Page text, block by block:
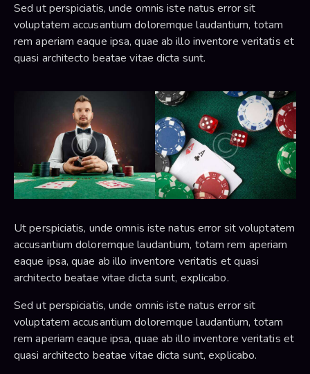
Sed ut perspiciatis, unde omnis iste natus error sit
voluptatem accusantium doloremque laudantium, totam
rem aperiam eaque ipsa, quae ab illo inventore veritatis et
quasi architecto beatae vitae dicta sunt.
Ut perspiciatis, unde omnis iste natus error sit voluptatem
accusantium doloremque laudantium, totam rem aperiam
eaque ipsa, quae ab illo inventore veritatis et quasi
architecto beatae vitae dicta sunt, explicabo.
Sed ut perspiciatis, unde omnis iste natus error sit
voluptatem accusantium doloremque laudantium, totam
rem aperiam eaque ipsa, quae ab illo inventore veritatis et
quasi architecto beatae vitae dicta sunt, explicabo.